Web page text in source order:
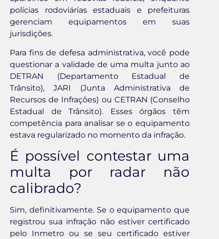
polícias rodoviárias estaduais e prefeituras
gerenciam equipamentos em suas
jurisdições.
Para fins de defesa administrativa, você pode
questionar a validade de uma multa junto ao
DETRAN (Departamento Estadual de
Trânsito), JARI (Junta Administrativa de
Recursos de Infrações) ou CETRAN (Conselho
Estadual de Trânsito). Esses órgãos têm
competência para analisar se o equipamento
estava regularizado no momento da infração.
É possível contestar uma
multa por radar não
calibrado?
Sim, definitivamente. Se o equipamento que
registrou sua infração não estiver certificado
pelo Inmetro ou se seu certificado estiver